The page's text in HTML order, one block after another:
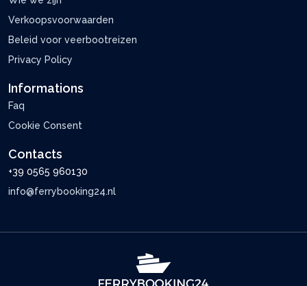
Verkoopsvoorwaarden
Beleid voor veerbootreizen
Privacy Policy
Informations
Faq
Cookie Consent
Contacts
+39 0565 960130
info@ferrybooking24.nl